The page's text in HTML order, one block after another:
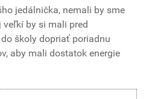
jedálnička, nemali by sme
by si mali pred
školy dopriať poriadnu
aby mali dostatok energie